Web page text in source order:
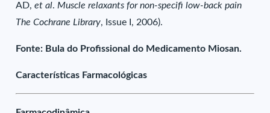
AD,et al. Muscle relaxants for non-specifi low-back pain
The Cochrane Library, Issue I, 2006).
Fonte: Bula do Profissional do Medicamento Miosan.
Características Farmacológicas